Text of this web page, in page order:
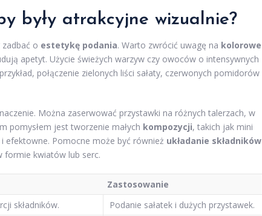
były atrakcyjne wizualnie?
o estetykę podania. Warto zwrócić uwagę na kolorowe
apetyt. Użycie świeżych warzyw czy owoców o intensywnych
połączenie zielonych liści sałaty, czerwonych pomidorów
Można zaserwować przystawki na różnych talerzach, w
pomysłem jest tworzenie małych kompozycji, takich jak mini
efektowne. Pomocne może być również układanie składników
formie kwiatów lub serc.
Zastosowanie
składników.
Podanie sałatek i dużych przystawek.